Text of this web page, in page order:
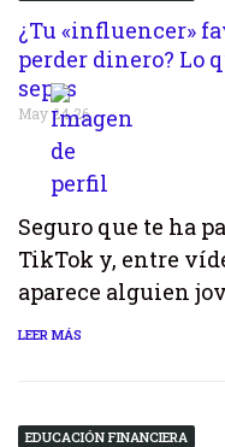
¿Tu «influencer»
perder dinero? Lo
sepas
May 24,26
Seguro que te ha
TikTok y, entre
aparece alguien
LEER MÁS
EDUCACIÓN FINANCIERA